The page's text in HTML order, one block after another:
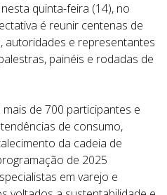
quinta-feira (14), no
é reunir centenas de
autoridades e representantes
painéis e rodadas de
de 700 participantes e
de consumo,
da cadeia de
de 2025
em varejo e